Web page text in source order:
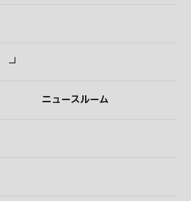
ニュースルーム